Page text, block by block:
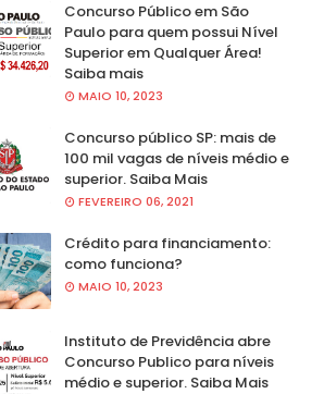
Concurso Público em São
Paulo para quem possui Nível
Superior em Qualquer Área!
Saiba mais
MAIO 10, 2023
Concurso público SP: mais de
100 mil vagas de níveis médio e
superior. Saiba Mais
FEVEREIRO 06, 2021
Crédito para financiamento:
como funciona?
MAIO 10, 2023
Instituto de Previdência abre
Concurso Publico para níveis
médio e superior. Saiba Mais